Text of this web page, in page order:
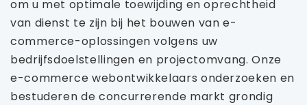
om u met optimale toewijding en oprechtheid
van dienst te zijn bij het bouwen van e-
commerce-oplossingen volgens uw
bedrijfsdoelstellingen en projectomvang. Onze
e-commerce webontwikkelaars onderzoeken en
bestuderen de concurrerende markt grondig